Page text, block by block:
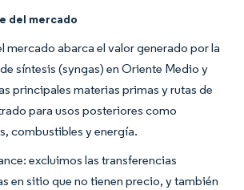
del mercado
mercado abarca el valor generado por la
síntesis (syngas) en Oriente Medio y
principales materias primas y rutas de
para usos posteriores como
combustibles y energía.
excluimos las transferencias
en sitio que no tienen precio, y también